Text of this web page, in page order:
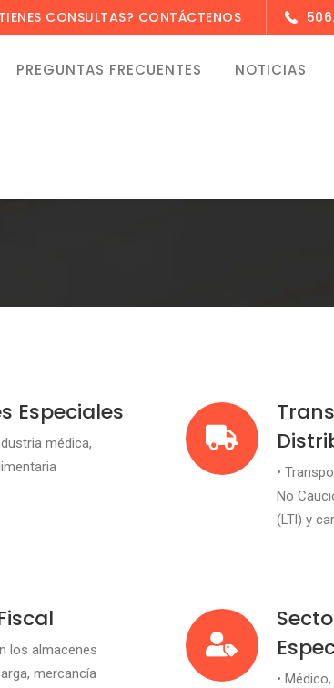
TIENES CONSULTAS? CONTÁCTENOS
PREGUNTAS FRECUENTES NOTICIAS
Especiales
médica,
•
No
(LTl) y
los almacenes
mercancía
•